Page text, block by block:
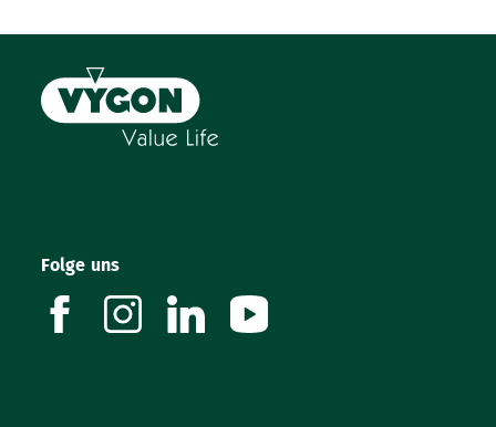
Folge uns